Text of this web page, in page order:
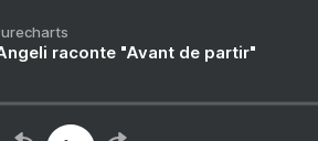
raconte "Avant de partir"